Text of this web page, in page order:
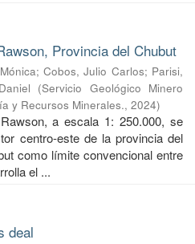
Provincia del Chubut
;Cobos, Julio Carlos; Parisi,
(Servicio Geológico Minero
y Recursos Minerales., 2024)
a escala 1: 250.000, se
centro-este de la provincia del
como límite convencional entre
el ...
deal